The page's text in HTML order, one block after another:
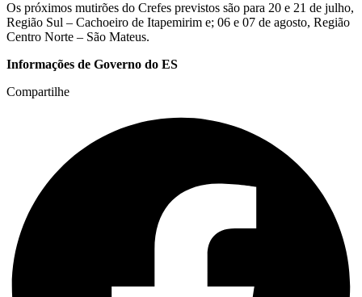
Os próximos mutirões do Crefes previstos são para 20 e 21 de julho,
Região Sul – Cachoeiro de Itapemirim e; 06 e 07 de agosto, Região
Centro Norte – São Mateus.
Informações de Governo do ES
Compartilhe